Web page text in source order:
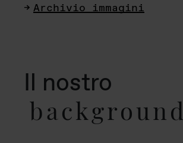
Archivio immagini
Il nostro
background